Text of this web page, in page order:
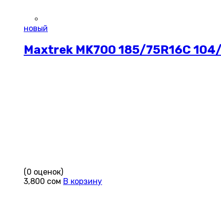
новый
Maxtrek MK700 185/75R16C
(0 оценок)
3,800 сом В корзину